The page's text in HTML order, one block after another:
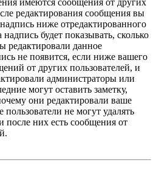
редактирования сообщения вы
ниже отредактированного
будет показывать, сколько
редактировали данное
не появится, если ниже вашего
от других пользователей, и
администраторы или
могут оставить заметку,
они редактировали ваше
не могут удалять
после них есть сообщения от